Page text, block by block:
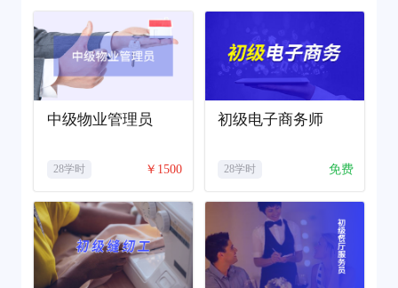
中级物业管理员
28学时 ￥1500
初级电子商务师
28学时 免费